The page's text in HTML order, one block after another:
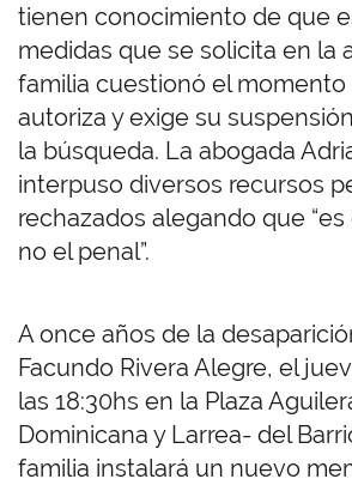
tienen conocimiento de que
medidas que se solicita en la
familia cuestionó el
autoriza y exige su
la búsqueda. La abogada
interpuso diversos recursos
rechazados alegando que
no el penal”.
A once años de la
Facundo Rivera Alegre, el
las 18:30hs en la Plaza
Dominicana y Larrea- del
familia instalará un nuevo